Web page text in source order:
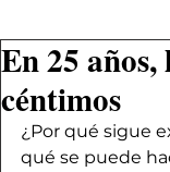
En 25
céntimos
¿Por qué sigue
qué se puede